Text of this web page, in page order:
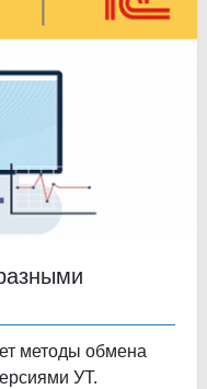
методы обмена
УТ.